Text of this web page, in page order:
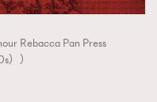
Rebacca Pan Press
））